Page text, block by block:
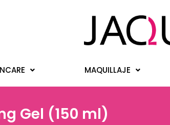
MAQUILLAJE
Gel (150 ml)